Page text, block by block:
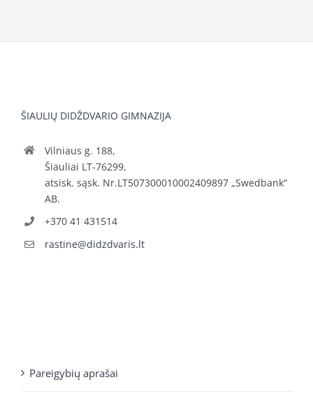
ŠIAULIŲ DIDŽDVARIO GIMNAZIJA
Vilniaus g. 188,
Šiauliai LT-76299,
atsisk. sąsk. Nr.LT507300010002409897 „Swedbank“
AB.
+370 41 431514
rastine@didzdvaris.lt
Pareigybių aprašai